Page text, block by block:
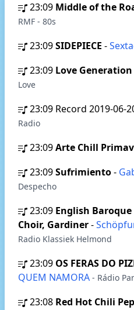
23:09 Middle of the
RMF - 80s
23:09SIDEPIECE -
23:09 Love Generation
Love
23:09 Record 2019-06-
Radio
23:09Arte Chill
23:09Sufrimiento-
Despecho
23:09 English
Choir, Gardiner-
Radio Klassiek Helmond
23:09 OS FERAS DO
QUEM NAMORA - Rádio
23:08 Red Hot Chili